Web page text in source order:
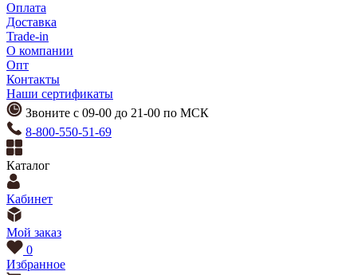
Оплата
Доставка
Trade-in
О компании
Опт
Контакты
Наши сертификаты
Звоните с 09-00 до 21-00 по МСК
8-800-550-51-69
Каталог
Кабинет
Мой заказ
0
Избранное